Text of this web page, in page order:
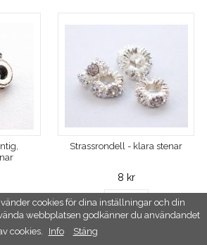
Strassrondell - klara stenar
8 kr
INFO
cookies för dina inställningar och din
webbplatsen godkänner du användandet
cookies.
Info Stäng